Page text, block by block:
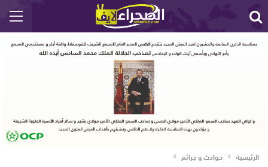
الرئيسية حوادث و جرائم